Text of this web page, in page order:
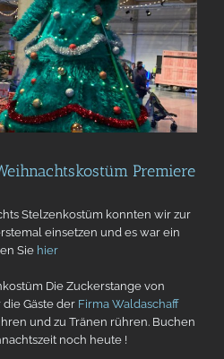
Premiere
Stelzenkostüm konnten wir zur
einsetzen und es war ein
Sie hier
Die Zuckerstange von
Gäste der Firma Waldaschaff
und zu Tränen rühren. Buchen
noch heute !